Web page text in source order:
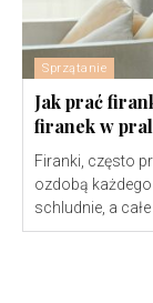
Sprzątanie
Jak prać
firanek w
Firanki, często
ozdobą
schludnie, a